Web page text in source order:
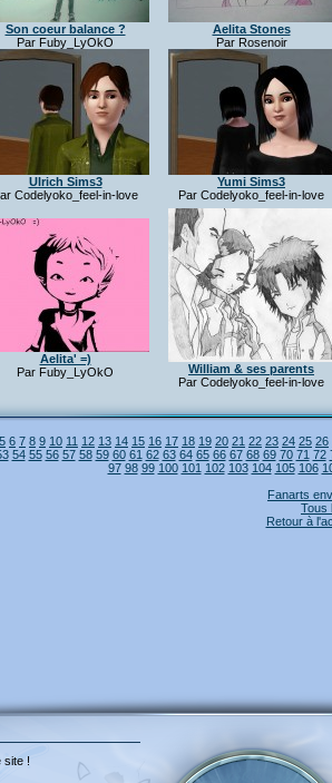
Son coeur balance ?
Par Fuby_LyOkO
Aelita Stones
Par Rosenoir
Ulrich Sims3
Codelyoko_feel-in-love
Yumi Sims3
Par Codelyoko_feel-in-love
Aelita' =)
Par Fuby_LyOkO
William & ses parents
Par Codelyoko_feel-in-love
5 6 7 8 9 10 11 12 13 14 15 16 17 18 19 20 21 22 23 24 25 26
54 55 56 57 58 59 60 61 62 63 64 65 66 67 68 69 70 71 72
97 98 99 100 101 102 103 104 105 106
Fanarts
Tous
Retour à
site !